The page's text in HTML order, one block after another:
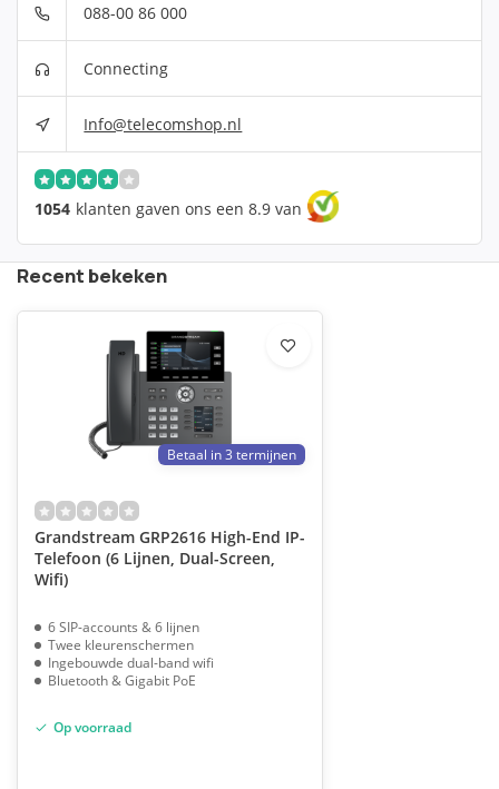
088-00 86 000
Connecting
Info@telecomshop.nl
1054 klanten gaven ons een 8.9 van
Recent bekeken
Betaal in 3 termijnen
Grandstream GRP2616 High-End IP-
Telefoon (6 Lijnen, Dual-Screen,
Wifi)
6 SIP-accounts & 6 lijnen
Twee kleurenschermen
Ingebouwde dual-band wifi
Bluetooth & Gigabit PoE
Op voorraad